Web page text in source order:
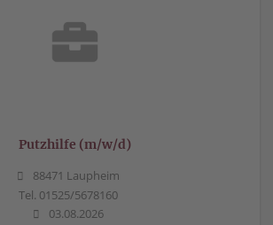
Putzhilfe (m/w/d)
88471 Laupheim
Tel. 01525/5678160
03.08.2026